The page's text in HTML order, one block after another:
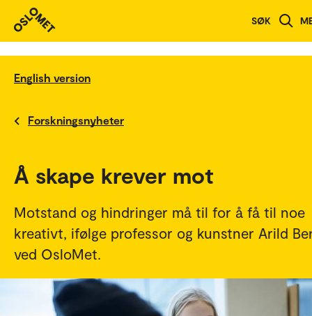
SØK
English version
Forskningsnyheter
Å skape krever mot
Motstand og hindringer må til for å få til noe
kreativt, ifølge professor og kunstner Arild
ved OsloMet.